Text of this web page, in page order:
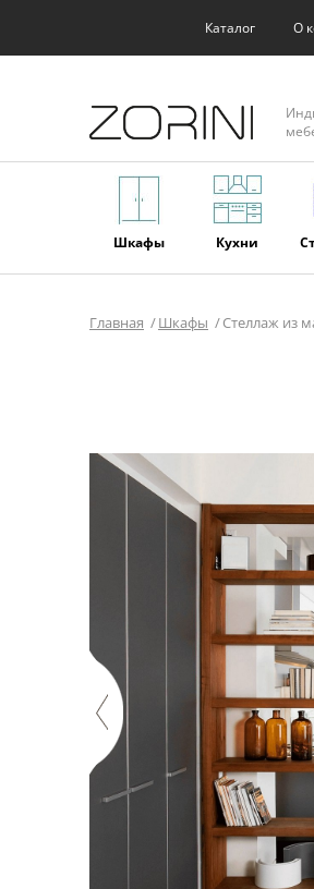
Каталог О
Шкафы Кухни
Главная Шкафы Стеллаж из